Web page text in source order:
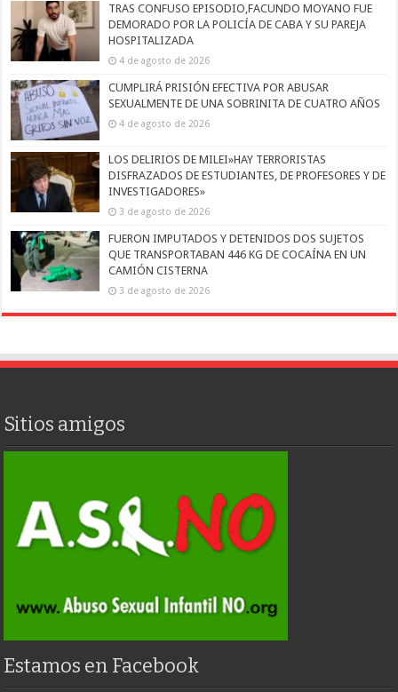
TRAS CONFUSO EPISODIO,FACUNDO MOYANO FUE
DEMORADO POR LA POLICÍA DE CABA Y SU PAREJA
HOSPITALIZADA
4 de agosto de 2026
CUMPLIRÁ PRISIÓN EFECTIVA POR ABUSAR
SEXUALMENTE DE UNA SOBRINITA DE CUATRO AÑOS
4 de agosto de 2026
LOS DELIRIOS DE MILEI»HAY TERRORISTAS
DISFRAZADOS DE ESTUDIANTES, DE PROFESORES Y DE
INVESTIGADORES»
3 de agosto de 2026
FUERON IMPUTADOS Y DETENIDOS DOS SUJETOS
QUE TRANSPORTABAN 446 KG DE COCAÍNA EN UN
CAMIÓN CISTERNA
3 de agosto de 2026
Sitios amigos
Estamos en Facebook